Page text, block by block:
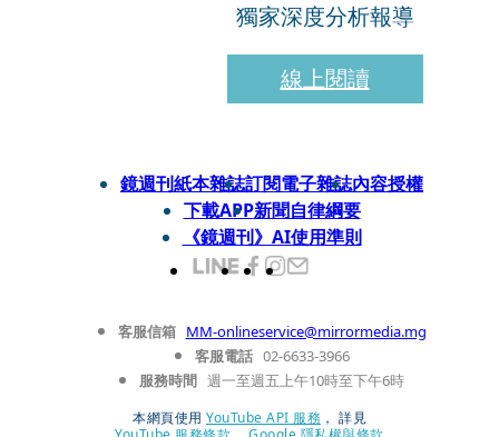
獨家深度分析報導
線上閱讀
鏡週刊紙本雜誌訂閱電子雜誌內容授權
下載APP新聞自律綱要
《鏡週刊》AI使用準則
客服信箱 MM-onlineservice@mirrormedia.mg
客服電話 02-6633-3966
服務時間 週一至週五上午10時至下午6時
本網頁使用 YouTube API 服務 ， 詳見